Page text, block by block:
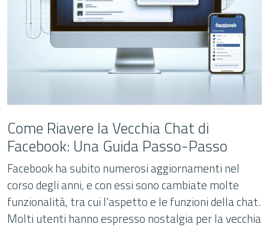
Come Riavere la Vecchia Chat di
Facebook: Una Guida Passo-Passo
Facebook ha subito numerosi aggiornamenti nel
corso degli anni, e con essi sono cambiate molte
funzionalità, tra cui l’aspetto e le funzioni della chat.
Molti utenti hanno espresso nostalgia per la vecchia